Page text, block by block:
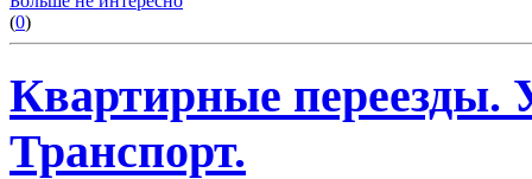
(0)
Квартирные переезды.
Транспорт.